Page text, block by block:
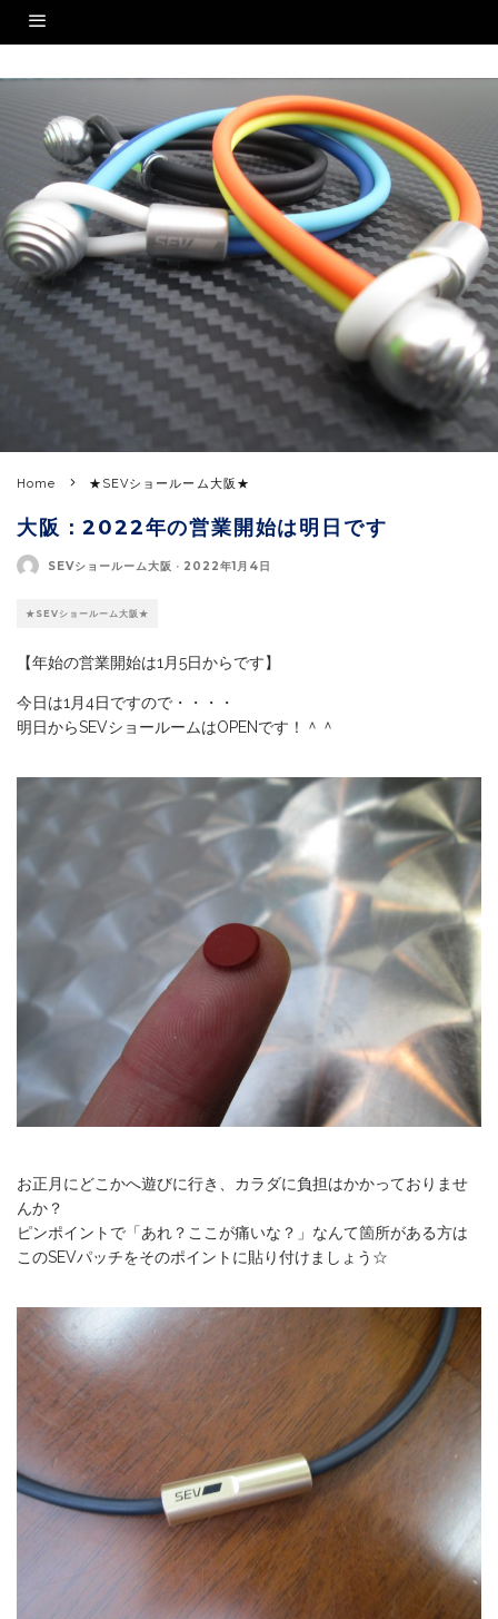
Home ★SEVショールーム大阪★
大阪：2022年の営業開始は明日です
SEVショールーム大阪 · 2022年1月4日
★SEVショールーム大阪★
【年始の営業開始は1月5日からです】
今日は1月4日ですので・・・・
明日からSEVショールームはOPENです！＾＾
お正月にどこかへ遊びに行き、カラダに負担はかかっておりませ
んか？
ピンポイントで「あれ？ここが痛いな？」なんて箇所がある方は
このSEVパッチをそのポイントに貼り付けましょう☆